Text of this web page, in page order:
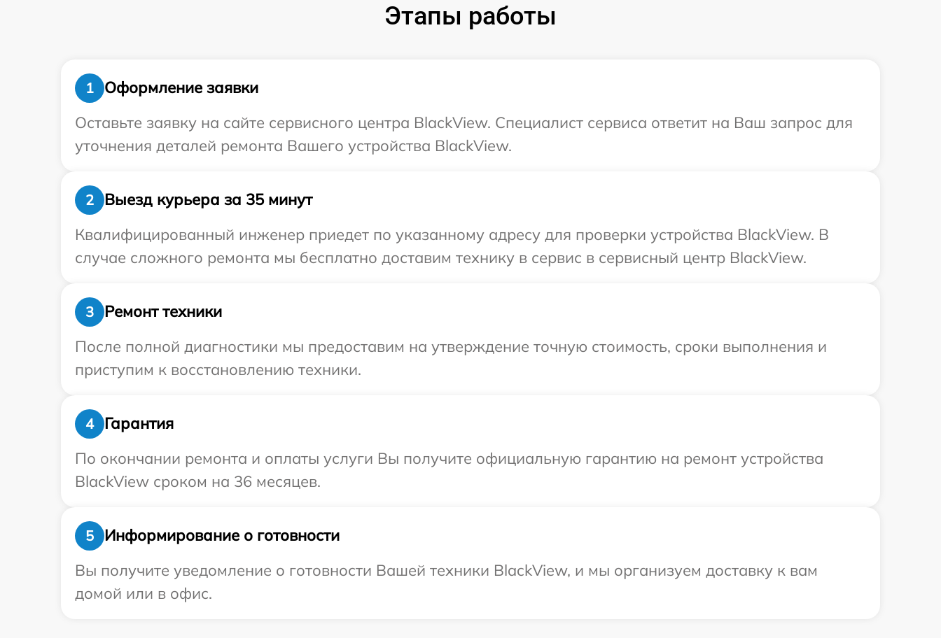
Этапы работы
1
Оформление заявки
Оставьте заявку на сайте сервисного центра BlackView. Специалист сервиса ответит на Ваш запрос для
уточнения деталей ремонта Вашего устройства BlackView.
2
Выезд курьера за 35 минут
Квалифицированный инженер приедет по указанному адресу для проверки устройства BlackView. В
случае сложного ремонта мы бесплатно доставим технику в сервис в сервисный центр BlackView.
3
Ремонт техники
После полной диагностики мы предоставим на утверждение точную стоимость, сроки выполнения и
приступим к восстановлению техники.
4
Гарантия
По окончании ремонта и оплаты услуги Вы получите официальную гарантию на ремонт устройства
BlackView сроком на 36 месяцев.
5
Информирование о готовности
Вы получите уведомление о готовности Вашей техники BlackView, и мы организуем доставку к вам
домой или в офис.